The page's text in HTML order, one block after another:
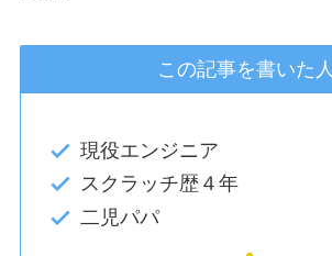
この記事を書いた人
現役エンジニア
スクラッチ歴４年
二児パパ